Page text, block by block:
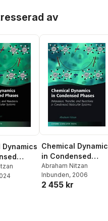
av
Dynamics Chemical
in Condensed
Phases
Abraham Nitzan
Inbunden, 2006
2 455 kr